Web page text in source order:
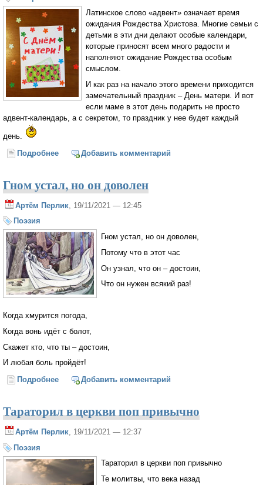
Латинское слово «адвент» означает время
ожидания Рождества Христова. Многие семьи с
детьми в эти дни делают особые календари,
которые приносят всем много радости и
наполняют ожидание Рождества особым
смыслом.
И как раз на начало этого времени приходится
замечательный праздник – День матери. И вот
если маме в этот день подарить не просто
адвент-календарь, а с секретом, то праздник у нее будет каждый
день.
Подробнее о Адвент-календарь с секретом - в подарок маме
Добавить комментарий
Гном устал, но он доволен
Артём Перлик , 19/11/2021 — 12:45
Поэзия
Гном устал, но он доволен,
Потому что в этот час
Он узнал, что он – достоин,
Что он нужен всякий раз!
Когда хмурится погода,
Когда вонь идёт с болот,
Скажет кто, что ты – достоин,
И любая боль пройдёт!
Подробнее о Гном устал, но он доволен
Добавить комментарий
Тараторил в церкви поп привычно
Артём Перлик , 19/11/2021 — 12:37
Поэзия
Тараторил в церкви поп привычно
Те молитвы, что века назад